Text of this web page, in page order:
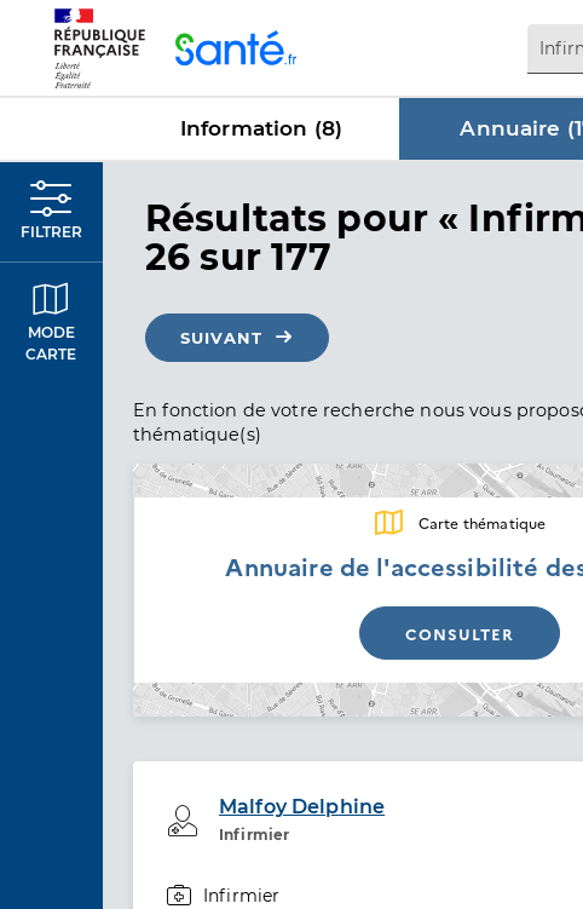
Information (8) Annuaire (
FILTRER
MODE
CARTE
Résultats dans
pour «
26 sur 177
SUIVANT
En fonction de votre recherche nous vous
thématique(s)
Annuaire de l'accessibilité
Carte thématique
CONSULTER
Malfoy Delphine
Infirmier
Professionel de santé
Infirmier
Panneau de gestion des cookies